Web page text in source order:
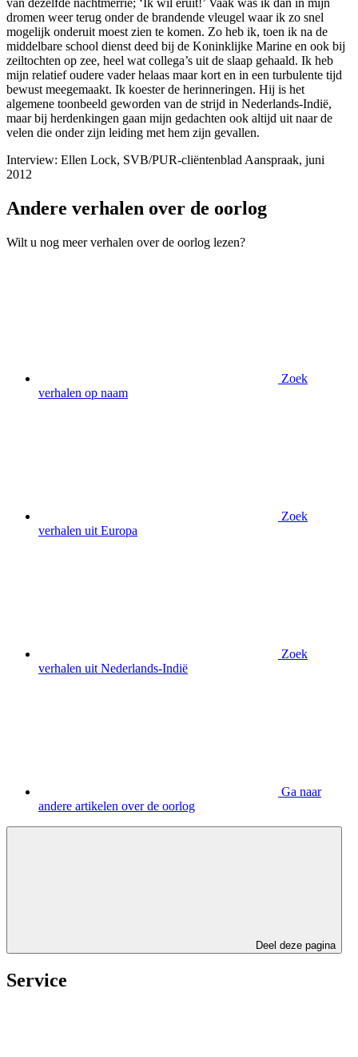
van dezelfde nachtmerrie; ‘Ik wil eruit!’ Vaak was ik dan in mijn
dromen weer terug onder de brandende vleugel waar ik zo snel
mogelijk onderuit moest zien te komen. Zo heb ik, toen ik na de
middelbare school dienst deed bij de Koninklijke Marine en ook bij
zeiltochten op zee, heel wat collega’s uit de slaap gehaald. Ik heb
mijn relatief oudere vader helaas maar kort en in een turbulente tijd
bewust meegemaakt. Ik koester de herinneringen. Hij is het
algemene toonbeeld geworden van de strijd in Nederlands-Indië,
maar bij herdenkingen gaan mijn gedachten ook altijd uit naar de
velen die onder zijn leiding met hem zijn gevallen.
Interview: Ellen Lock, SVB/PUR-cliëntenblad Aanspraak, juni
2012
Andere verhalen over de oorlog
Wilt u nog meer verhalen over de oorlog lezen?
Zoek
verhalen op naam
Zoek
verhalen uit Europa
Zoek
verhalen uit Nederlands-Indië
Ga naar
andere artikelen over de oorlog
Deel deze pagina
Service